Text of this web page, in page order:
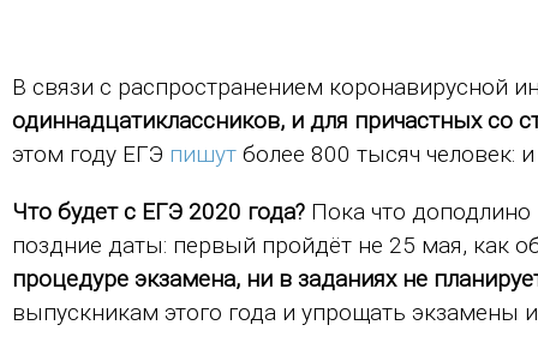
В связи с распространением коронавирусной
одиннадцатиклассников, и для причастных со
этом году ЕГЭ пишут более 800 тысяч человек:
Что будет с ЕГЭ 2020 года? Пока что доподлино
поздние даты: первый пройдёт не 25 мая, как
процедуре экзамена, ни в заданиях не
выпускникам этого года и упрощать экзамены